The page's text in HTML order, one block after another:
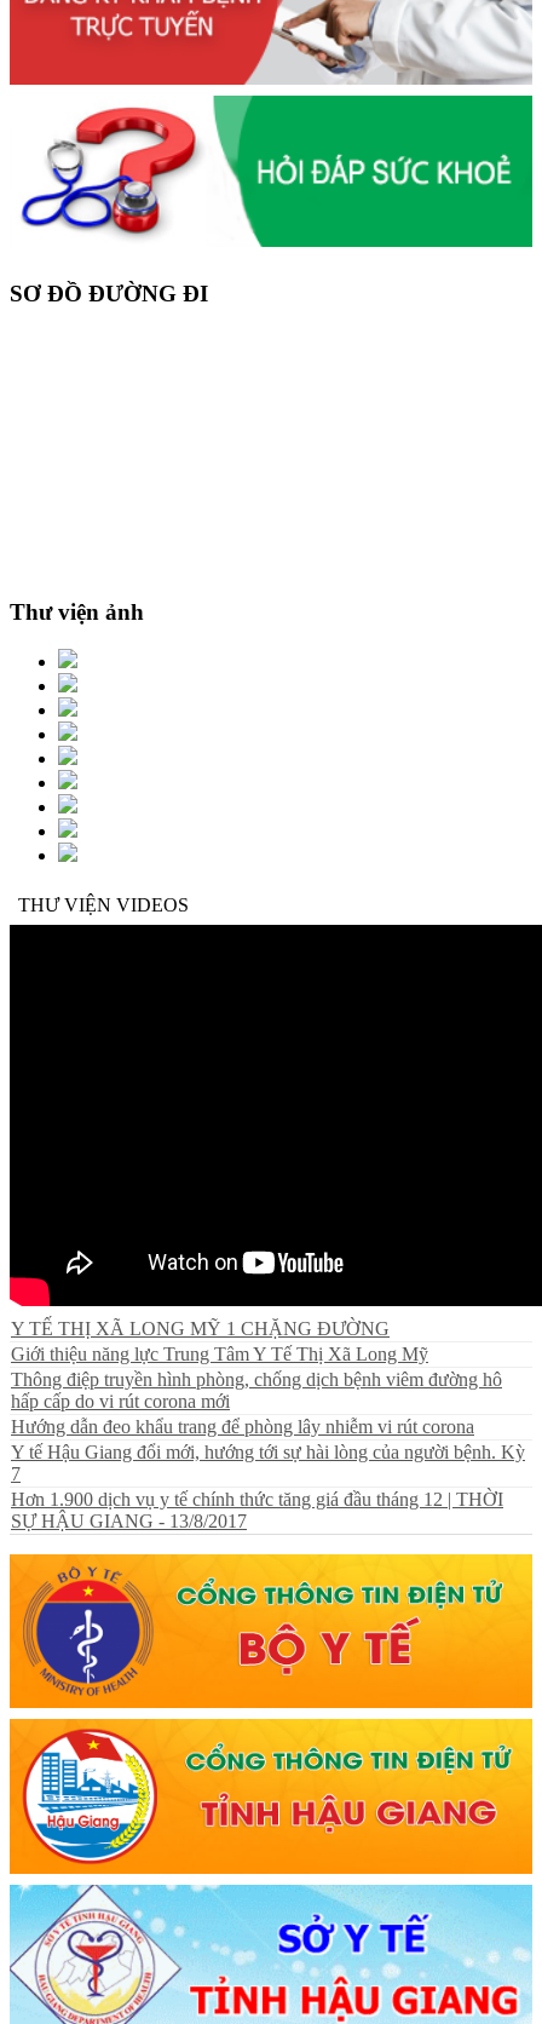
SƠ ĐỒ ĐƯỜNG ĐI
Thư viện ảnh
THƯ VIỆN VIDEOS
Y TẾ THỊ XÃ LONG MỸ 1 CHẶNG ĐƯỜNG
Giới thiệu năng lực Trung Tâm Y Tế Thị Xã Long Mỹ
Thông điệp truyền hình phòng, chống dịch bệnh viêm đường hô
hấp cấp do vi rút corona mới
Hướng dẫn đeo khẩu trang để phòng lây nhiễm vi rút corona
Y tế Hậu Giang đổi mới, hướng tới sự hài lòng của người bệnh. Kỳ
7
Hơn 1.900 dịch vụ y tế chính thức tăng giá đầu tháng 12 | THỜI
SỰ HẬU GIANG - 13/8/2017